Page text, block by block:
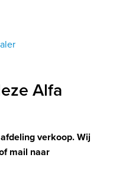
Alfa
verkoop. Wij
mail naar